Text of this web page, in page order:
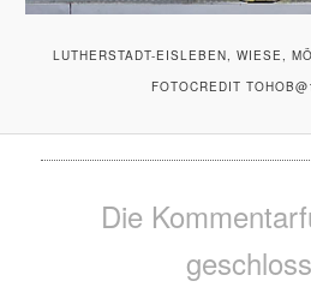
LUTHERSTADT-EISLEBEN, WIESE,
FOTOCREDIT
Die